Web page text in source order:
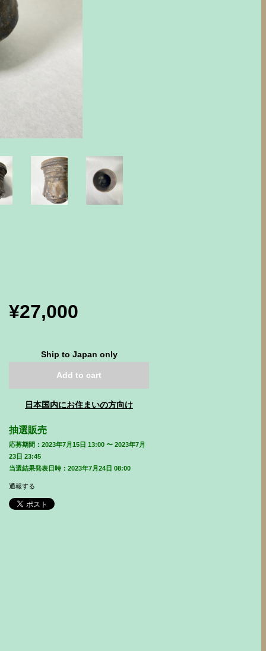
¥27,000
Ship to Japan only
Add to cart
日本国内にお住まいの方向け
抽選販売
応募期間：2023年7月15日 13:00 〜 2023年7月
23日 23:45
当選結果発表日時：2023年7月24日 08:00
通報する